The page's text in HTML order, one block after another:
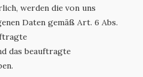
werden die von uns
Daten gemäß Art. 6 Abs.
das beauftragte